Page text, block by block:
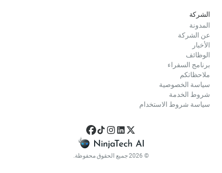
الشركة
المدونة
عن الشركة
الأخبار
الوظائف
برنامج السفراء
ملاحظاتكم
سياسة الخصوصية
شروط الخدمة
سياسة شروط الاستخدام
© 2026 جميع الحقوق محفوظة.